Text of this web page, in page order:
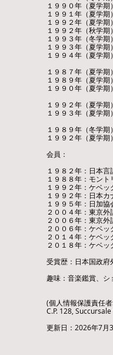
１９９０年（夏学
１９９１年（夏学
１９９２年（夏学
１９９２年（秋学
１９９３年（冬学
１９９３年（夏学
１９９４年（夏学
１９８７年（夏学
１９８９年（夏学
１９９０年（夏学
１９９２年（夏学
１９９３年（夏学
１９８９年（冬学
１９９２年（夏学
会員：
１９８２年：日本言
１９８８年：モント
１９９２年：ケベ
１９９２年：日本カ
１９９５年：日加協
２００４年：東京
２００６年：東京外
２００６年：ケベ
２０１４年：ケベ
２０１８年：ケベ
受賞歴：日本国政府
趣味：​音楽鑑賞、シ
(個人情報保護責任
C.P. 128,
更新日：2026年7月